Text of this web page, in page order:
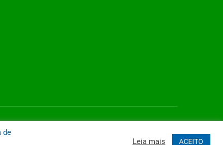
de
Leia mais ACEITO